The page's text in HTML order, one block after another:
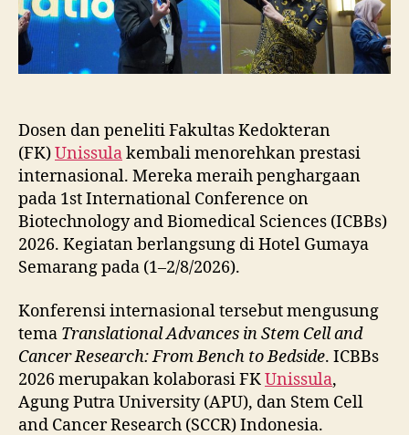
Dosen dan peneliti Fakultas Kedokteran
(FK)Unissulakembali menorehkan prestasi
internasional. Mereka meraih penghargaan
pada 1st International Conference on
Biotechnology and Biomedical Sciences (ICBBs)
2026. Kegiatan berlangsung di Hotel Gumaya
Semarang pada (1–2/8/2026).
Konferensi internasional tersebut mengusung
tema Translational Advances in Stem Cell and
Cancer Research: From Bench to Bedside. ICBBs
2026 merupakan kolaborasi FKUnissula,
Agung Putra University (APU), dan Stem Cell
and Cancer Research (SCCR) Indonesia.